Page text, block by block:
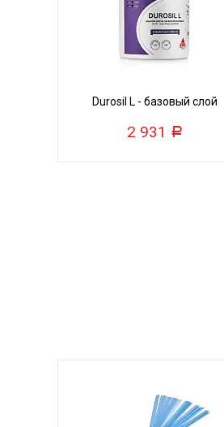
Durosil L - базовый слой
2 931 Р